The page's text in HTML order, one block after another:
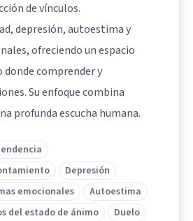
de vínculos.
depresión, autoestima y
ofreciendo un espacio
donde comprender y
Su enfoque combina
profunda escucha humana.
Depresión
emocionales
Autoestima
del estado de ánimo Duelo